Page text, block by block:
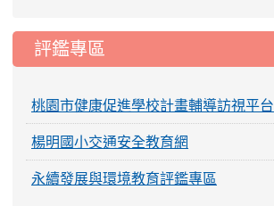
評鑑專區
桃園市健康促進學校計畫輔導訪視平台
楊明國小交通安全教育網
永續發展與環境教育評鑑專區